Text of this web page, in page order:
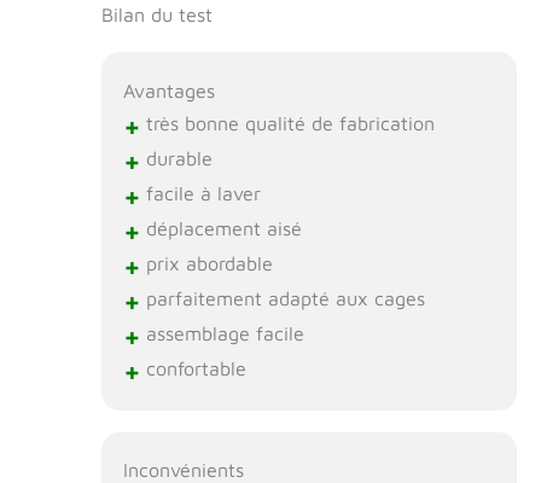
Bilan du test
Avantages
+ très bonne qualité de fabrication
+ durable
+ facile à laver
+ déplacement aisé
+ prix abordable
+ parfaitement adapté aux cages
+ assemblage facile
+ confortable
Inconvénients